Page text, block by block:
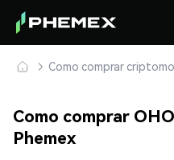
Como comprar
Como comprar
Phemex